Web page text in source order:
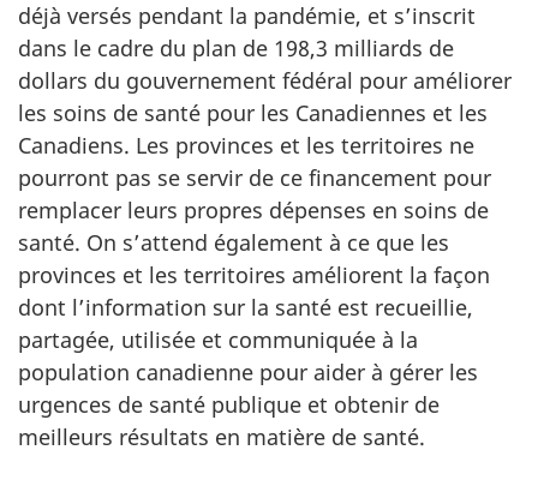
déjà versés pendant la pandémie, et s’inscrit
dans le cadre du plan de 198,3 milliards de
dollars du gouvernement fédéral pour améliorer
les soins de santé pour les Canadiennes et les
Canadiens. Les provinces et les territoires ne
pourront pas se servir de ce financement pour
remplacer leurs propres dépenses en soins de
santé. On s’attend également à ce que les
provinces et les territoires améliorent la façon
dont l’information sur la santé est recueillie,
partagée, utilisée et communiquée à la
population canadienne pour aider à gérer les
urgences de santé publique et obtenir de
meilleurs résultats en matière de santé.